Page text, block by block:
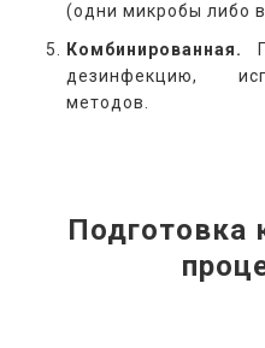
(одни микробы либо
Комбинированная.
дезинфекцию,
методов.
Подготовка